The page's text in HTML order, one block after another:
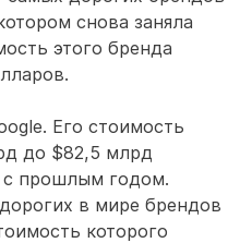
снова заняла
этого бренда
Его стоимость
до $82,5 млрд
прошлым годом.
в мире брендов
которого